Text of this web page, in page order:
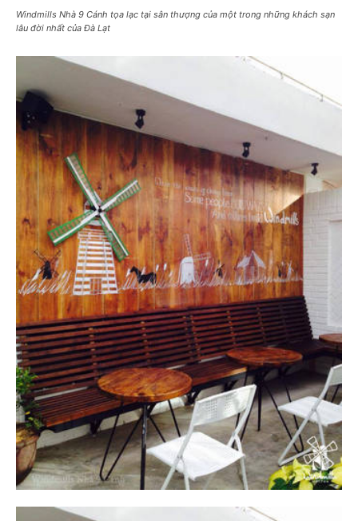
Windmills Nhà 9 Cánh tọa lạc tại sân thượng của một trong những khách sạn
lâu đời nhất của Đà Lạt